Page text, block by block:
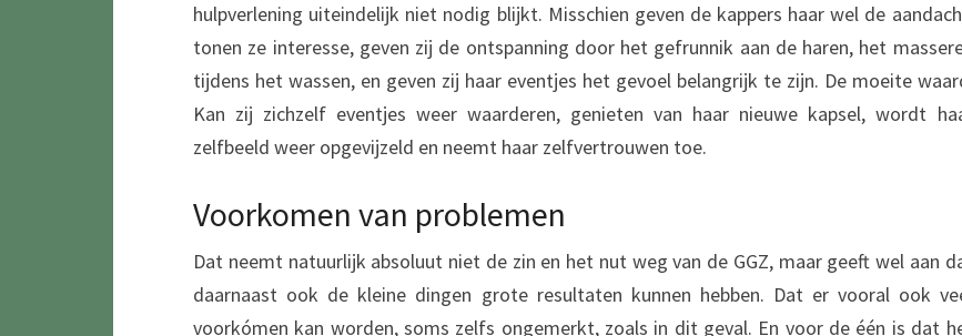
hulpverlening uiteindelijk niet nodig blijkt. Misschien geven de kappers haar wel de
tonen ze interesse, geven zij de ontspanning door het gefrunnik aan de haren, het
tijdens het wassen, en geven zij haar eventjes het gevoel belangrijk te zijn. De moeite
Kan zij zichzelf eventjes weer waarderen, genieten van haar nieuwe kapsel, wordt
zelfbeeld weer opgevijzeld en neemt haar zelfvertrouwen toe.
Voorkomen van problemen
Dat neemt natuurlijk absoluut niet de zin en het nut weg van de GGZ, maar geeft wel aan
daarnaast ook de kleine dingen grote resultaten kunnen hebben. Dat er vooral ook
voorkómen kan worden, soms zelfs ongemerkt, zoals in dit geval. En voor de één is dat